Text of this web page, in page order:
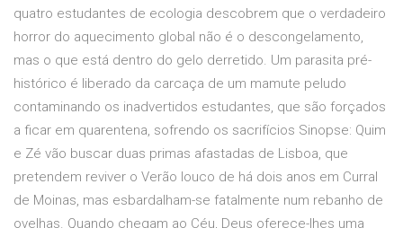
quatro estudantes de ecologia descobrem que o verdadeiro
horror do aquecimento global não é o descongelamento,
mas o que está dentro do gelo derretido. Um parasita pré-
histórico é liberado da carcaça de um mamute peludo
contaminando os inadvertidos estudantes, que são forçados
a ficar em quarentena, sofrendo os sacrifícios Sinopse: Quim
e Zé vão buscar duas primas afastadas de Lisboa, que
pretendem reviver o Verão louco de há dois anos em Curral
de Moinas, mas esbardalham-se fatalmente num rebanho de
ovelhas. Quando chegam ao Céu, Deus oferece-lhes uma